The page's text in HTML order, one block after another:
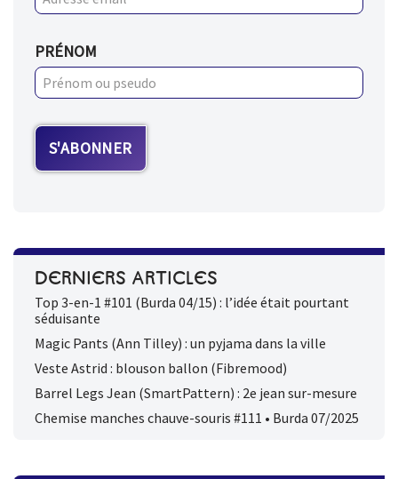
PRÉNOM
DERNIERS ARTICLES
Top 3-en-1 #101 (Burda 04/15) : l’idée était pourtant
séduisante
Magic Pants (Ann Tilley) : un pyjama dans la ville
Veste Astrid : blouson ballon (Fibremood)
Barrel Legs Jean (SmartPattern) : 2e jean sur-mesure
Chemise manches chauve-souris #111 • Burda 07/2025